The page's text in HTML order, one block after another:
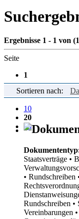
Ergebnisse 1 - 1 von
Seite
1
Einträge pro Seite
10
20
50
Sortieren nach:
Staatsverträge •
• Rundschreiben
Rundschreiben •
Vereinbarungen